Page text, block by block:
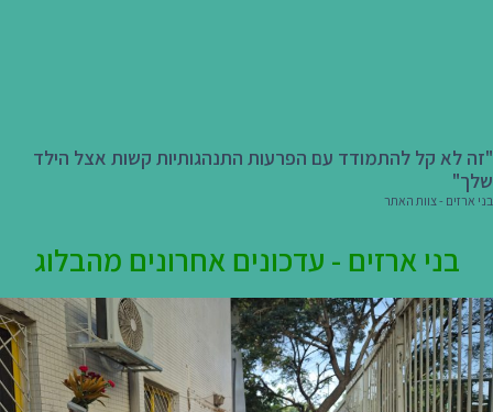
"זה לא קל להתמודד עם הפרעות התנהגותיות קשות אצל הילד
שלך"
בני ארזים - צוות האתר
בני ארזים - עדכונים אחרונים מהבלוג